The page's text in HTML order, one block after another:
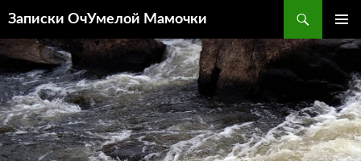
содержимому
Записки ОчУмелой Мамочки
МЕНЮ